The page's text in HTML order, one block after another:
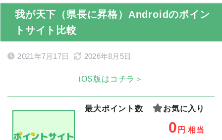
我が天下（県長に昇格）Androidのポイン
トサイト比較
2021年7月17日 2026年8月5日
iOS版はコチラ＞
最大ポイント数 お気に入り
0 円 相当